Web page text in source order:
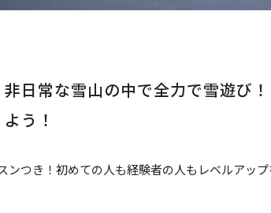
非日常な雪山の中で全力で雪遊び
よう！
ンつき！初めての人も経験者の人もレベルアッ